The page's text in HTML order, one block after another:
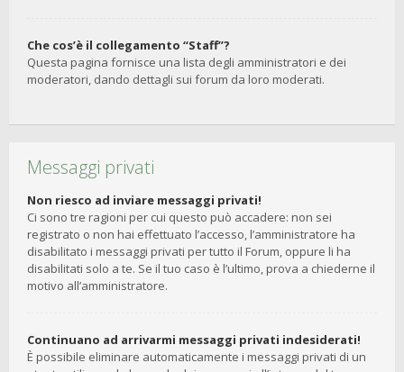
Che cos’è il collegamento “Staff”?
Questa pagina fornisce una lista degli amministratori e dei
moderatori, dando dettagli sui forum da loro moderati.
Messaggi privati
Non riesco ad inviare messaggi privati!
Ci sono tre ragioni per cui questo può accadere: non sei
registrato o non hai effettuato l’accesso, l’amministratore ha
disabilitato i messaggi privati per tutto il Forum, oppure li ha
disabilitati solo a te. Se il tuo caso è l’ultimo, prova a chiederne il
motivo all’amministratore.
Continuano ad arrivarmi messaggi privati indesiderati!
È possibile eliminare automaticamente i messaggi privati ​​di un